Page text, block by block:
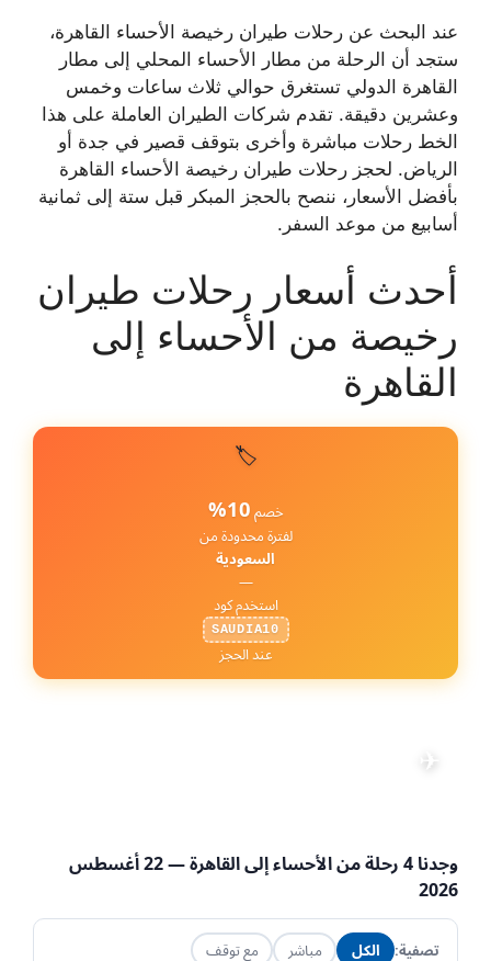
عند البحث عن رحلات طيران رخيصة الأحساء القاهرة،
ستجد أن الرحلة من مطار الأحساء المحلي إلى مطار
القاهرة الدولي تستغرق حوالي ثلاث ساعات وخمس
وعشرين دقيقة. تقدم شركات الطيران العاملة على هذا
الخط رحلات مباشرة وأخرى بتوقف قصير في جدة أو
الرياض. لحجز رحلات طيران رخيصة الأحساء القاهرة
بأفضل الأسعار، ننصح بالحجز المبكر قبل ستة إلى ثمانية
أسابيع من موعد السفر.
أحدث أسعار رحلات طيران
رخيصة من الأحساء إلى
القاهرة
🏷️
خصم 10%
لفترة محدودة من
السعودية
—
استخدم كود
SAUDIA10
عند الحجز
✈
وجدنا 4 رحلة منالأحساءإلىالقاهرة
— 22 أغسطس
2026
تصفية: الكل مباشر
مع توقف